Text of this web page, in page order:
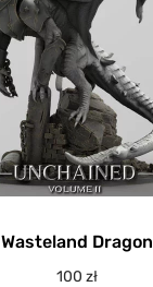
Wasteland Dragon
100 zł